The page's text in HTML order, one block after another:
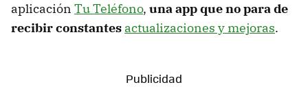
aplicación Tu Teléfono, una app que no para de
recibir constantes actualizaciones y mejoras.